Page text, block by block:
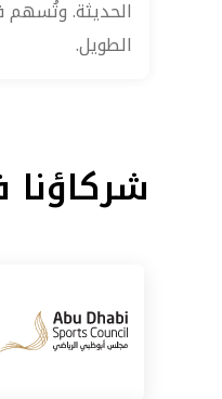
الحديثة. وتُسهم
الطويل.
شركاؤنا